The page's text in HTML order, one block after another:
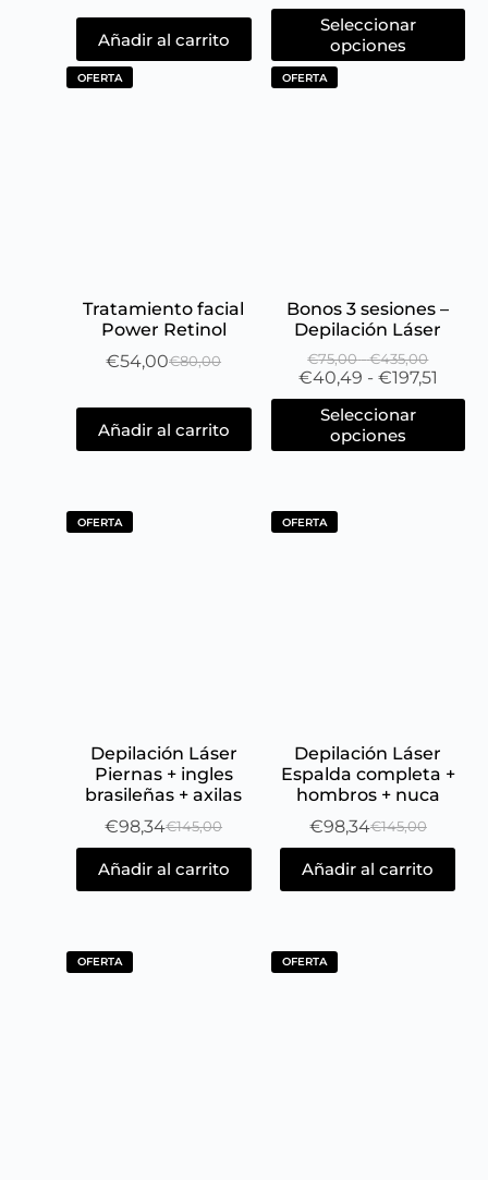
Añadir al carrito
Seleccionar
opciones
OFERTA
Tratamiento facial
Power Retinol
€80,00
€54,00
Añadir al carrito
OFERTA
Bonos 3 sesiones –
Depilación Láser
€75,00 - €435,00
€40,49 - €197,51
Seleccionar
opciones
OFERTA
Depilación Láser
Piernas + ingles
brasileñas + axilas
€145,00
€98,34
Añadir al carrito
OFERTA
Depilación Láser
Espalda completa +
hombros + nuca
€145,00
€98,34
Añadir al carrito
OFERTA OFERTA